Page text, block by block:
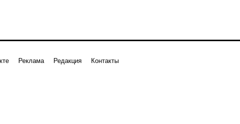
Реклама Редакция Контакты